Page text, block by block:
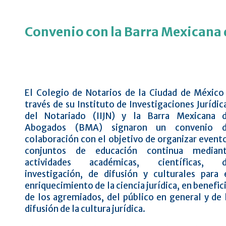
Convenio con la Barra Mexicana
El Colegio de Notarios de la Ciudad de México
través de su Instituto de Investigaciones
del Notariado (IIJN) y la Barra Mexicana
Abogados (BMA) signaron un convenio
colaboración con el objetivo de organizar
conjuntos de educación continua
actividades académicas, científicas,
investigación, de difusión y culturales para
enriquecimiento de la ciencia jurídica, en
de los agremiados, del público en general y de
difusión de la cultura jurídica.